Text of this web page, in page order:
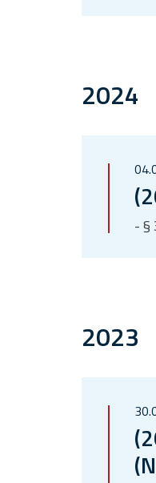
2024
- §
2023